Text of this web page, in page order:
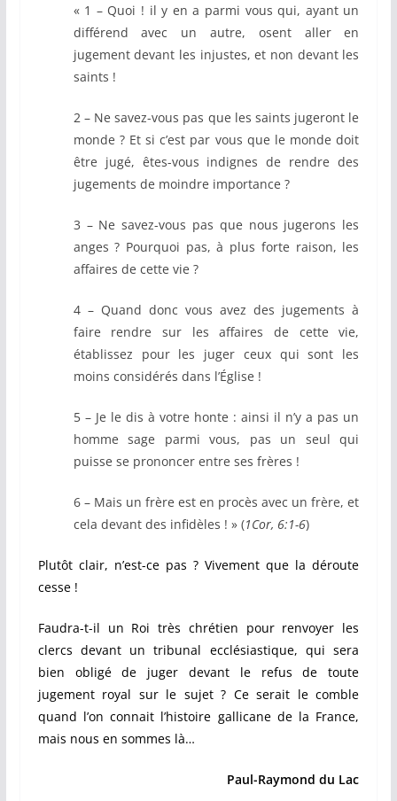
« 1 – Quoi ! il y en a parmi vous qui, ayant un
différend avec un autre, osent aller en
jugement devant les injustes, et non devant les
saints !
2 – Ne savez-vous pas que les saints jugeront le
monde ? Et si c’est par vous que le monde doit
être jugé, êtes-vous indignes de rendre des
jugements de moindre importance ?
3 – Ne savez-vous pas que nous jugerons les
anges ? Pourquoi pas, à plus forte raison, les
affaires de cette vie ?
4 – Quand donc vous avez des jugements à
faire rendre sur les affaires de cette vie,
établissez pour les juger ceux qui sont les
moins considérés dans l’Église !
5 – Je le dis à votre honte : ainsi il n’y a pas un
homme sage parmi vous, pas un seul qui
puisse se prononcer entre ses frères !
6 – Mais un frère est en procès avec un frère, et
cela devant des infidèles ! » (1Cor, 6:1-6)
Plutôt clair, n’est-ce pas ? Vivement que la déroute
cesse !
Faudra-t-il un Roi très chrétien pour renvoyer les
clercs devant un tribunal ecclésiastique, qui sera
bien obligé de juger devant le refus de toute
jugement royal sur le sujet ? Ce serait le comble
quand l’on connait l’histoire gallicane de la France,
mais nous en sommes là…
Paul-Raymond du Lac